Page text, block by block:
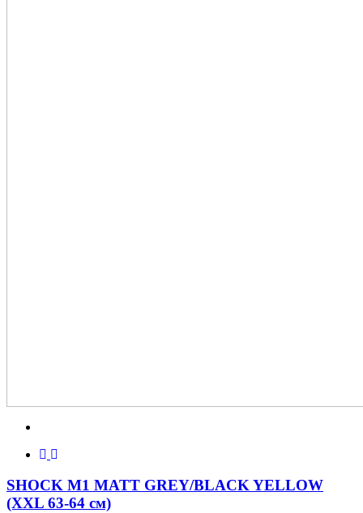
SHOCK M1 MATT GREY/BLACK YELLOW
(XXL 63-64 см)